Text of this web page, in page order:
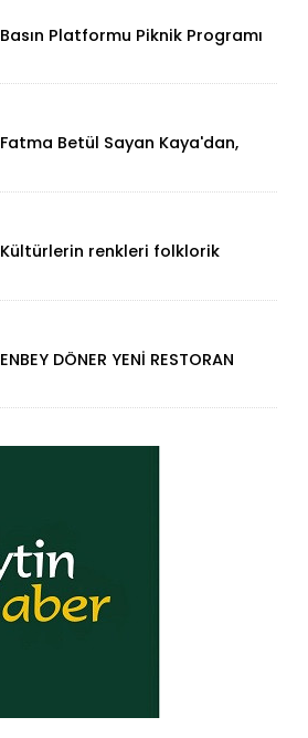
Basın Platformu Piknik Programı
Fatma Betül Sayan Kaya'dan,
Kültürlerin renkleri folklorik
ENBEY DÖNER YENİ RESTORAN